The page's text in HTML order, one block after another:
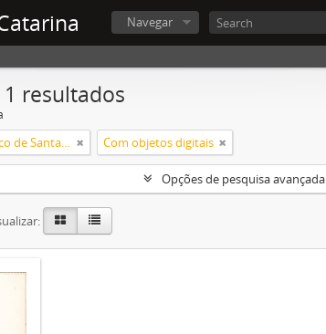
Navegar
resultados
Arquivo Histórico Eclesiástico de Santa Catarina Com objetos digitais
Opções de pesquisa avançada